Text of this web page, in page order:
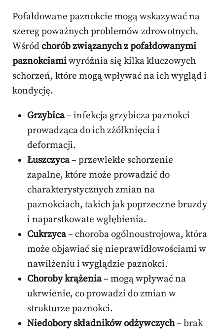
Pofałdowane paznokcie mogą wskazywać na
szereg poważnych problemów zdrowotnych.
Wśródchorób związanych z pofałdowanymi
paznokciamiwyróżnia się kilka kluczowych
schorzeń, które mogą wpływać na ich wygląd i
kondycję.
Grzybica– infekcja grzybicza paznokci
prowadząca do ich zżółknięcia i
deformacji.
Łuszczyca– przewlekłe schorzenie
zapalne, które może prowadzić do
charakterystycznych zmian na
paznokciach, takich jak poprzeczne bruzdy
i naparstkowate wgłębienia.
Cukrzyca– choroba ogólnoustrojowa, która
może objawiać się nieprawidłowościami w
nawilżeniu i wyglądzie paznokci.
Choroby krążenia– mogą wpływać na
ukrwienie, co prowadzi do zmian w
strukturze paznokci.
Niedobory składników odżywczych– brak